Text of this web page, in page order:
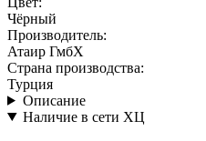
Чёрный
Производитель:
Атаир ГмбХ
Страна производства:
Турция
Описание
Наличие в сети ХЦ